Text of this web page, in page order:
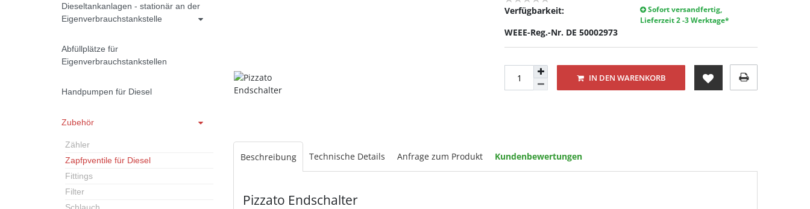
Dieseltankanlagen - stationär an der
Eigenverbrauchstankstelle
Abfüllplätze für
Eigenverbrauchstankstellen
Handpumpen für Diesel
Zubehör
Zähler
Zapfpventile für Diesel
Fittings
Filter
Verfügbarkeit:
Sofort versandfertig,
Lieferzeit 2 -3 Werktage*
WEEE-Reg.-Nr. DE 50002973
IN DEN WARENKORB
Beschreibung Technische Details Anfrage zum Produkt Kundenbewertungen
Pizzato Endschalter